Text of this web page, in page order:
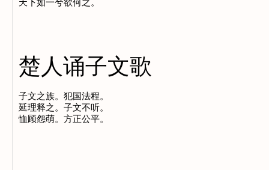
楚人诵子文歌
子文之族。犯国法程。
延理释之。子文不听。